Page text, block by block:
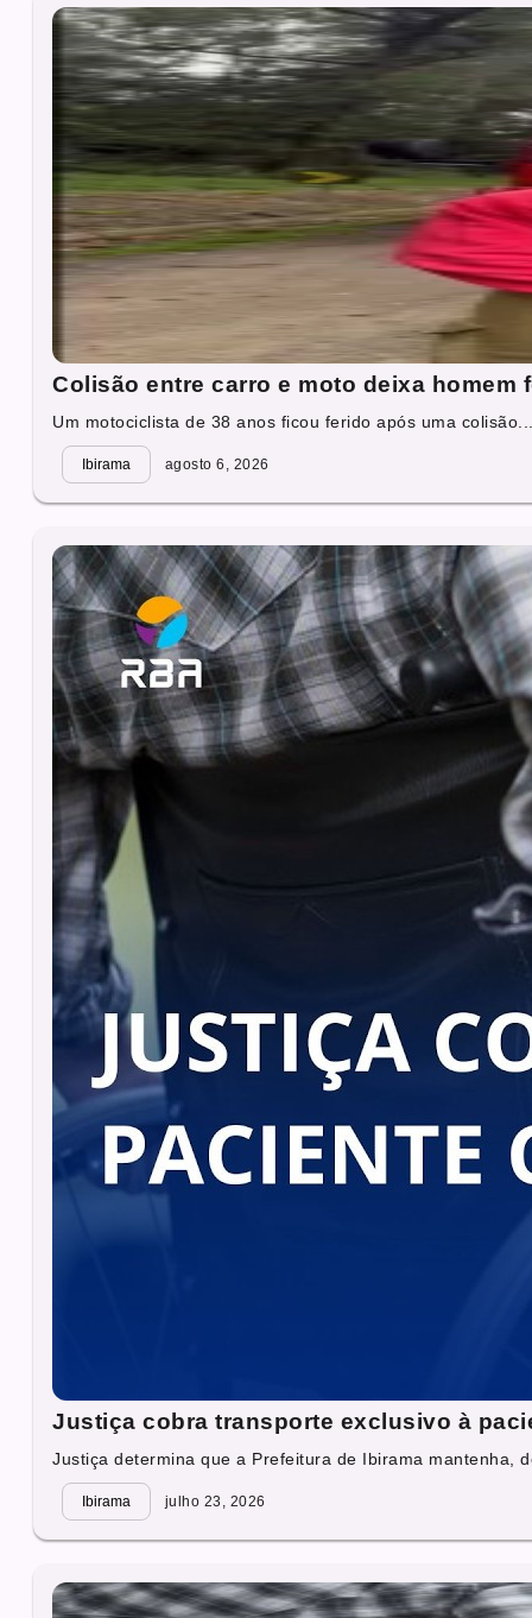
Colisão entre carro e moto deixa homem
Um motociclista de 38 anos ficou ferido após uma
Ibirama agosto 6, 2026
Justiça cobra transporte exclusivo à
Justiça determina que a Prefeitura de Ibirama mantenha,
Ibirama julho 23, 2026